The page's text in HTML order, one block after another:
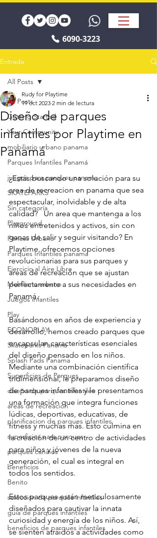
6090-3223
Entrada
All Posts
Getting Started
Your Community
mobiliario urbano panama
Parques Infantiles Panamá
juegos para parques panama
SKATEPARKS
Sin categoría
Playground
Fitness Urbano
Parques Infantiles panama
Ejercicio al Aire Libre
Mobiliario urbano
Juegos infantiles
Play
ECONOPLAY
Skateparks Panama
Splash Pads Panama
Superficies de Parques
diseño de parques infantiles
areas de recreación
planificacion de parques infantiles
superficies para parques
parques caninos
beneficios
Benito
selección de parques infantiles
guia de parques infantiles
beneficios de parques infantiles
All Posts
Diseño de parques
infantiles por Playtime en
Panamá
Rudy for Playtime
19 oct 2023 2 min de lectura
¿Estás buscando una solución para su
area de recreacion en panama que sea
espectacular, inolvidable y de alta
calidad?   Un area que mantenga a los
niños entretenidos y activos, sin con
ganas de salir y seguir visitando? En
Playtime, ofrecemos opciones
revolucionarias para sus parques y
areas de recreación que se ajustan
perfectamente a sus necesidades en
Panamá.
Basándonos en años de experiencia y
desarrollo, hemos creado parques que
encapsulan características esenciales
del diseño pensado en los niños.
Mediante una combinación científica
tridimensional, le preparamos diseño
de parques infantiles y le presentamos
una formación que integra funciones
lúdicas, deportivas, educativas, de
fitness y muchas más. Esto culmina en
la creación de un centro de actividades
para niños y jóvenes de la nueva
generación, el cual es integral en
todos los sentidos.
Estos parques están meticulosamente
diseñados para cautivar la innata
curiosidad y energía de los niños. Así,
se sienten atraídos a actividades como